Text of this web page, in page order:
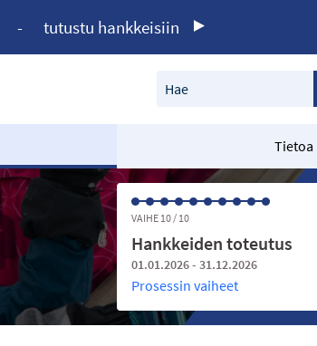
- tutustu hankkeisiin
Hae
Tietoa
VAIHE 10 / 10
Hankkeiden toteutus
01.01.2026 - 31.12.2026
Prosessin vaiheet